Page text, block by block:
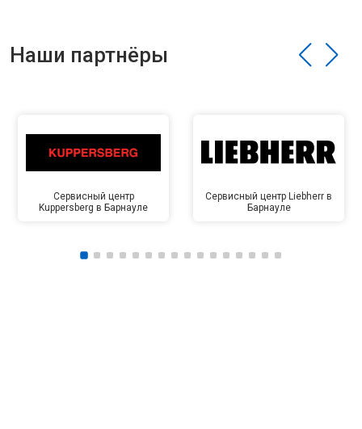
Наши партнёры
Сервисный центр
Kuppersberg в Барнауле
Сервисный центр Liebherr в
Барнауле